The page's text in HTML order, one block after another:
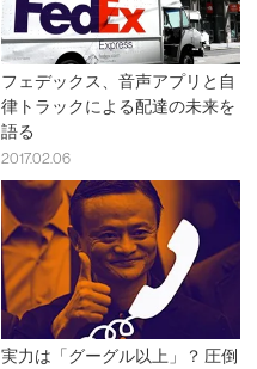
フェデックス、音声アプリと自
律トラックによる配達の未来を
語る
2017.02.06
実力は「グーグル以上」？ 圧倒